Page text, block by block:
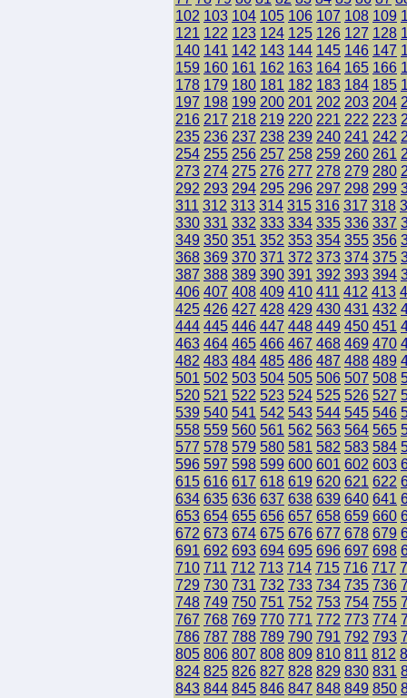
102 103 104 105 106 107 108 109
121 122 123 124 125 126 127 128
140 141 142 143 144 145 146 147
159 160 161 162 163 164 165 166
178 179 180 181 182 183 184 185
197 198 199 200 201 202 203 204
216 217 218 219 220 221 222 223
235 236 237 238 239 240 241 242
254 255 256 257 258 259 260 261
273 274 275 276 277 278 279 280
292 293 294 295 296 297 298 299
311 312 313 314 315 316 317 318
330 331 332 333 334 335 336 337
349 350 351 352 353 354 355 356
368 369 370 371 372 373 374 375
387 388 389 390 391 392 393 394
406 407 408 409 410 411 412 413
425 426 427 428 429 430 431 432
444 445 446 447 448 449 450 451
463 464 465 466 467 468 469 470
482 483 484 485 486 487 488 489
501 502 503 504 505 506 507 508
520 521 522 523 524 525 526 527
539 540 541 542 543 544 545 546
558 559 560 561 562 563 564 565
577 578 579 580 581 582 583 584
596 597 598 599 600 601 602 603
615 616 617 618 619 620 621 622
634 635 636 637 638 639 640 641
653 654 655 656 657 658 659 660
672 673 674 675 676 677 678 679
691 692 693 694 695 696 697 698
710 711 712 713 714 715 716 717
729 730 731 732 733 734 735 736
748 749 750 751 752 753 754 755
767 768 769 770 771 772 773 774
786 787 788 789 790 791 792 793
805 806 807 808 809 810 811 812
824 825 826 827 828 829 830 831
843 844 845 846 847 848 849 850